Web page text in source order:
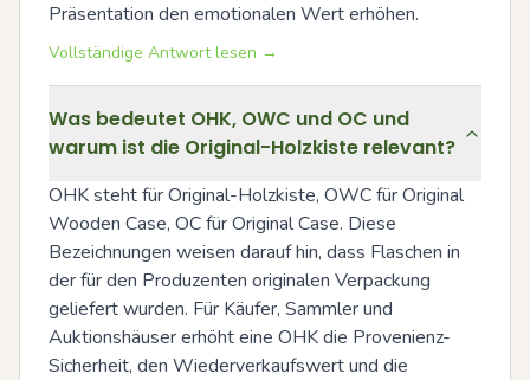
Präsentation den emotionalen Wert erhöhen.
Vollständige Antwort lesen →
Was bedeutet OHK, OWC und OC und
warum ist die Original-Holzkiste relevant?
OHK steht für Original-Holzkiste, OWC für Original
Wooden Case, OC für Original Case. Diese
Bezeichnungen weisen darauf hin, dass Flaschen in
der für den Produzenten originalen Verpackung
geliefert wurden. Für Käufer, Sammler und
Auktionshäuser erhöht eine OHK die Provenienz-
Sicherheit, den Wiederverkaufswert und die